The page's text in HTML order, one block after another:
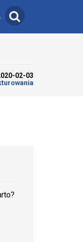
02-03